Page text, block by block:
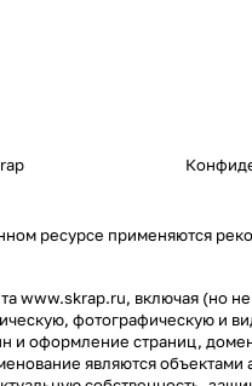
ресурсе применяются
www.skrap.ru, включая (но
фотографическую и
и оформление страниц,
являются объектами